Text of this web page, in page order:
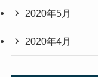
2020年5月
2020年4月